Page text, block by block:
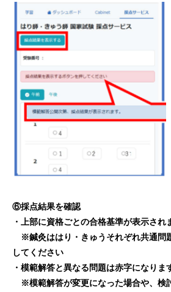
⑥採点結果を確認
・上部に資格ごとの合格基準が表示され
※鍼灸ははり・きゅうそれぞれ共通問
してください
・模範解答と異なる問題は赤字になりま
※模範解答が変更になった場合や、検